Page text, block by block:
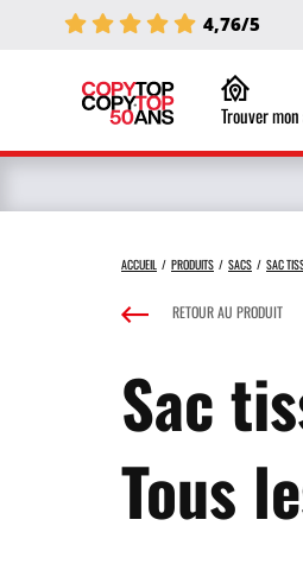
4,76/5
Trouver
ACCUEIL PRODUITS SACS SAC
RETOUR AU PRODUIT
Sac
Tous